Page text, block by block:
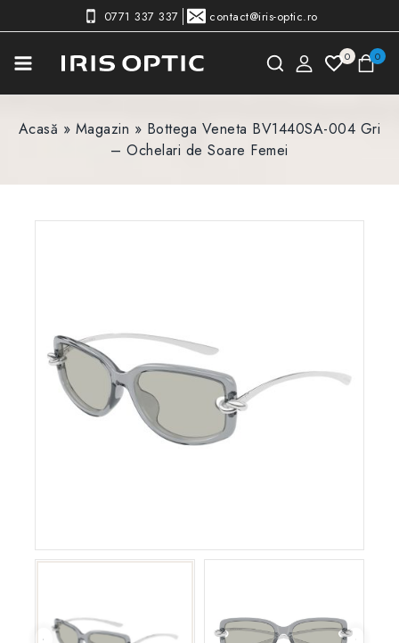
0771 337 337 contact@iris-optic.ro
0 0
Acasă » Magazin » Bottega Veneta BV1440SA-004 Gri
– Ochelari de Soare Femei